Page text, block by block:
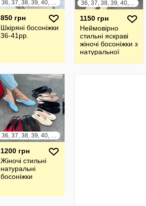
36, 37, 38, 39, 40, 41
850 грн
Шкіряні босоніжки
36-41рр.
36, 37, 38, 39, 40, 41
1150 грн
Неймовірно
стильні яскраві
жіночі босоніжки з
натуральної
36, 37, 38, 39, 40, 41
1200 грн
Жіночі стильні
натуральні
босоніжки